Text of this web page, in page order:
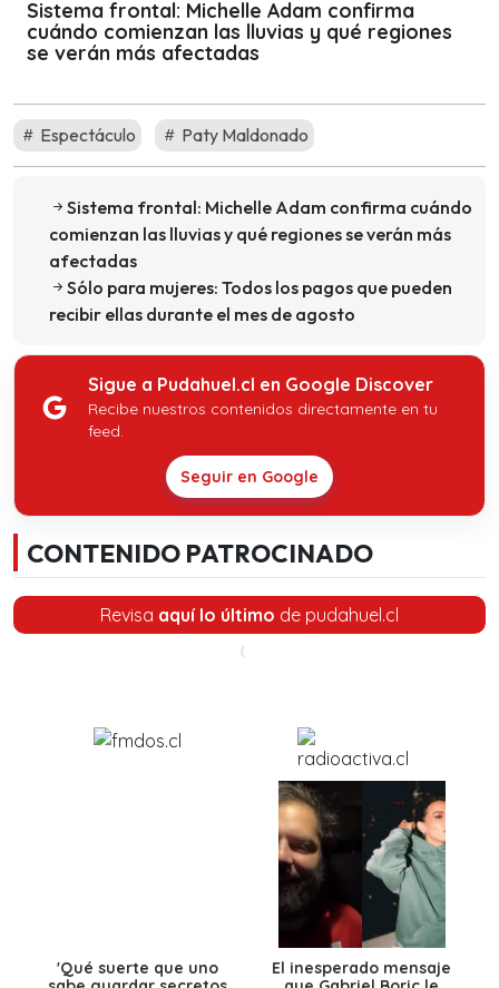
Sistema frontal: Michelle Adam confirma
cuándo comienzan las lluvias y qué regiones
se verán más afectadas
Espectáculo Paty Maldonado
Sistema frontal: Michelle Adam confirma cuándo
comienzan las lluvias y qué regiones se verán más
afectadas
Sólo para mujeres: Todos los pagos que pueden
recibir ellas durante el mes de agosto
Sigue a Pudahuel.cl en Google Discover
Recibe nuestros contenidos directamente en tu
feed.
Seguir en Google
CONTENIDO PATROCINADO
Revisa aquí lo último de pudahuel.cl
'Qué suerte que uno
El inesperado mensaje